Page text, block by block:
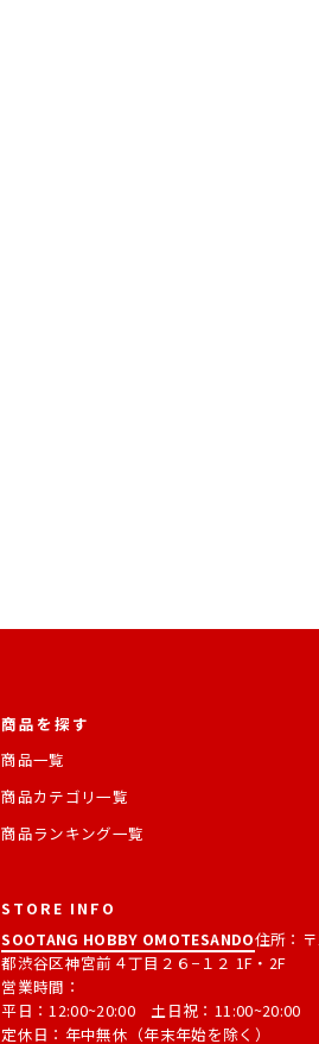
商品を探す
商品一覧
商品カテゴリ一覧
商品ランキング一覧
STORE INFO
SOOTANG HOBBY OMOTESANDO住所：
都渋谷区神宮前４丁目２６−１２ 1F・2F
営業時間：
平日：12:00~20:00 土日祝：11:00~20:00
定休日：年中無休（年末年始を除く）